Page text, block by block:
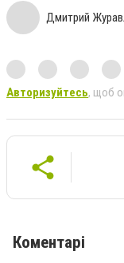
Дмитрий
Авторизуйтесь, щоб
Коментарі